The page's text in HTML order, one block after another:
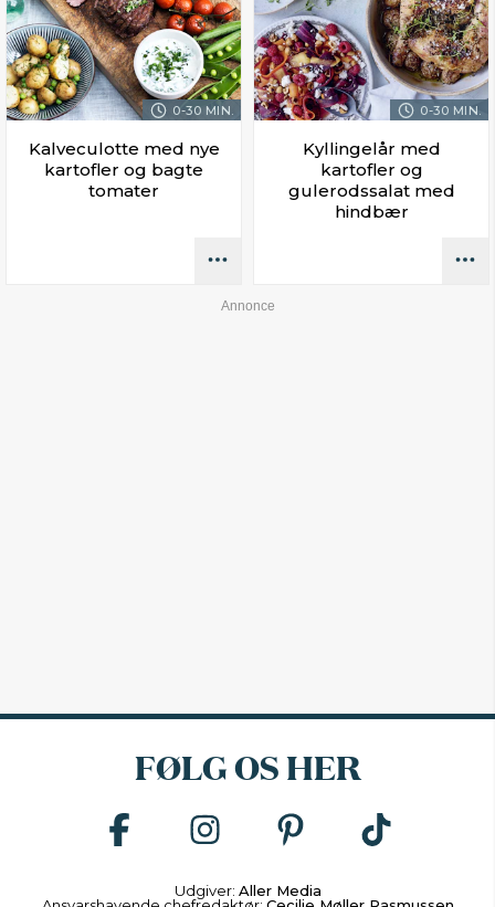
0-30 MIN.
Kalveculotte med nye
kartofler og bagte
tomater
0-30 MIN.
Kyllingelår med
kartofler og
gulerodssalat med
hindbær
FØLG OS HER
Udgiver: Aller Media